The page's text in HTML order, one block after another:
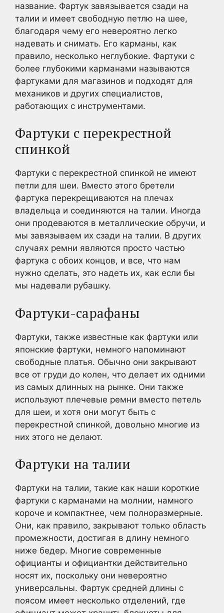
название. Фартук завязывается сзади на
талии и имеет свободную петлю на шее,
благодаря чему его невероятно легко
надевать и снимать. Его карманы, как
правило, несколько неглубокие. Фартуки с
более глубокими карманами называются
фартуками для магазинов и подходят для
механиков и других специалистов,
работающих с инструментами.
Фартуки с перекрестной
спинкой
Фартуки с перекрестной спинкой не имеют
петли для шеи. Вместо этого бретели
фартука перекрещиваются на плечах
владельца и соединяются на талии. Иногда
они продеваются в металлические обручи, и
мы завязываем их сзади на талии. В других
случаях ремни являются просто частью
фартука с обоих концов, и все, что нам
нужно сделать, это надеть их, как если бы
мы надевали рубашку.
Фартуки-сарафаны
Фартуки, также известные как фартуки или
японские фартуки, немного напоминают
свободные платья. Обычно они закрывают
все от груди до колен, что делает их одними
из самых длинных на рынке. Они также
используют плечевые ремни вместо петель
для шеи, и хотя они могут быть с
перекрестной спинкой, довольно многие из
них этого не делают.
Фартуки на талии
Фартуки на талии, такие как наши короткие
фартуки с карманами на молнии, намного
короче и компактнее, чем полноразмерные.
Они, как правило, закрывают только область
промежности, достигая в длину немного
ниже бедер. Многие современные
официанты и официантки действительно
носят их, поскольку они невероятно
универсальны. Фартук средней длины с
поясом имеет несколько отделений, где